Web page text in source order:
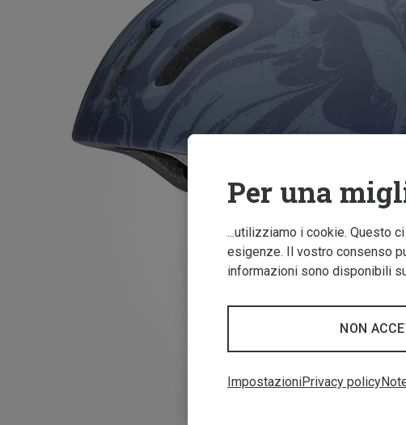
Per una
...utilizziamo i cookie. Questo
esigenze. Il vostro consenso
informazioni sono disponibili
NON
ImpostazioniPrivacy policy